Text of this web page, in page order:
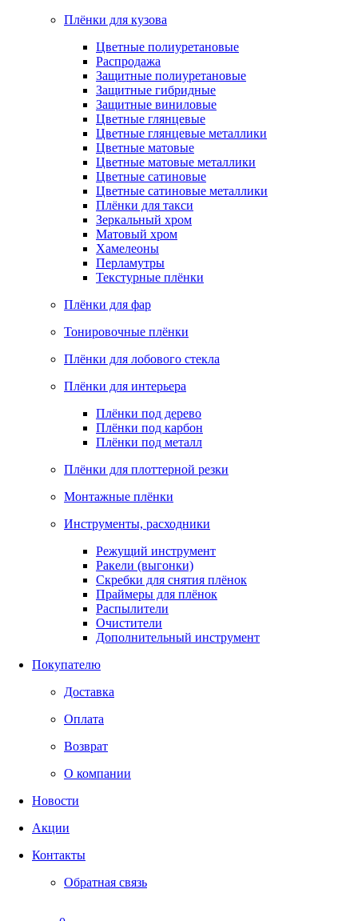
Плёнки для кузова
Цветные полиуретановые
Распродажа
Защитные полиуретановые
Защитные гибридные
Защитные виниловые
Цветные глянцевые
Цветные глянцевые металлики
Цветные матовые
Цветные матовые металлики
Цветные сатиновые
Цветные сатиновые металлики
Плёнки для такси
Зеркальный хром
Матовый хром
Хамелеоны
Перламутры
Текстурные плёнки
Плёнки для фар
Тонировочные плёнки
Плёнки для лобового стекла
Плёнки для интерьера
Плёнки под дерево
Плёнки под карбон
Плёнки под металл
Плёнки для плоттерной резки
Монтажные плёнки
Инструменты, расходники
Режущий инструмент
Ракели (выгонки)
Скребки для снятия плёнок
Праймеры для плёнок
Распылители
Очистители
Дополнительный инструмент
Покупателю
Доставка
Оплата
Возврат
О компании
Новости
Акции
Контакты
Обратная связь